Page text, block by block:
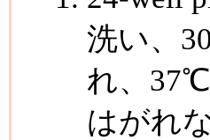
洗い、
れ、
はがれ